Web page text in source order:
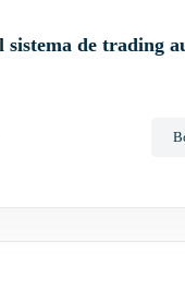
sistema de trading